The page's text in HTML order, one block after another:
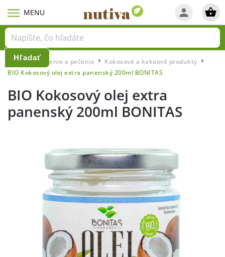
Hľadať
Domov / Varenie a pečenie / Kokosové a kakaové produkty
BIO Kokosový olej extra panenský 200ml BONITAS
BIO Kokosový olej extra
panenský 200ml BONITAS